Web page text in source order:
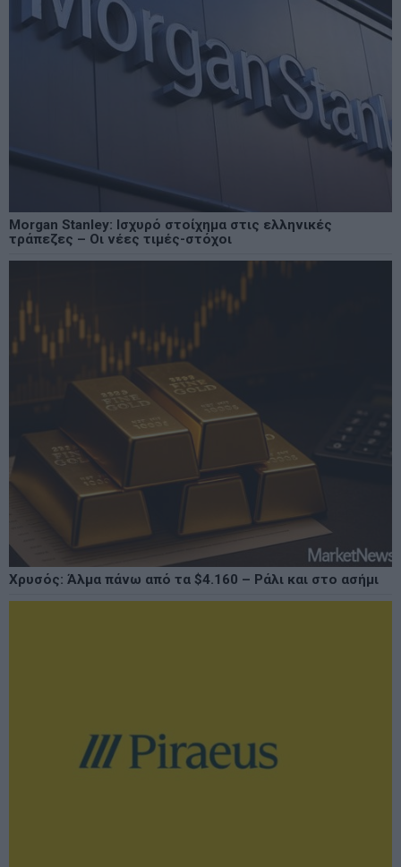
Morgan Stanley: Ισχυρό στοίχημα στις ελληνικές
τράπεζες – Οι νέες τιμές-στόχοι
Χρυσός: Άλμα πάνω από τα $4.160 – Ράλι και στο ασήμι